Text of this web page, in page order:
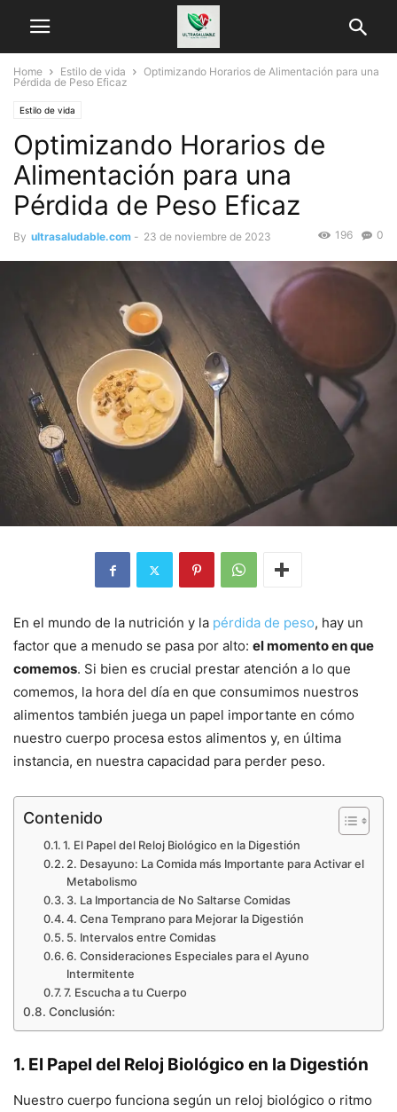
Home Estilo de vida
Optimizando Horarios de Alimentación para una
Pérdida de Peso Eficaz
Estilo de vida
Optimizando Horarios de
Alimentación para una
Pérdida de Peso Eficaz
By ultrasaludable.com - 23 de noviembre de 2023 0
196
En el mundo de la nutrición y la pérdida de peso, hay un
factor que a menudo se pasa por alto: el momento en que
comemos. Si bien es crucial prestar atención a lo que
comemos, la hora del día en que consumimos nuestros
alimentos también juega un papel importante en cómo
nuestro cuerpo procesa estos alimentos y, en última
instancia, en nuestra capacidad para perder peso.
Contenido
1. El Papel del Reloj Biológico en la Digestión
2. Desayuno: La Comida más Importante para Activar el
Metabolismo
3. La Importancia de No Saltarse Comidas
4. Cena Temprano para Mejorar la Digestión
5. Intervalos entre Comidas
6. Consideraciones Especiales para el Ayuno
Intermitente
7. Escucha a tu Cuerpo
Conclusión:
1. El Papel del Reloj Biológico en la Digestión
Nuestro cuerpo funciona según un reloj biológico o ritmo